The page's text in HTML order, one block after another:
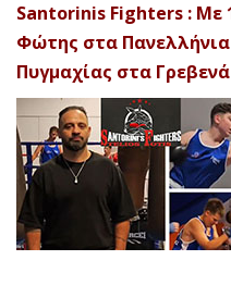
Santorinis Fighters : Με
Φώτης στα
Πυγμαχίας στα Γρεβενά